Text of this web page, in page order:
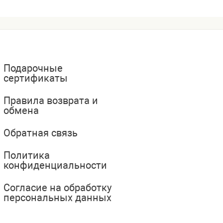
Подарочные
сертификаты
Правила возврата и
обмена
Обратная связь
Политика
конфиденциальности
Согласие на обработку
персональных данных